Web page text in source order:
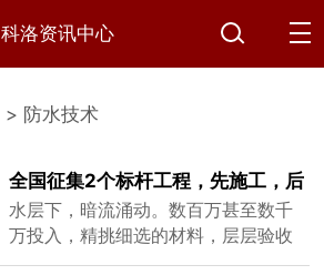
科洛资讯中心
> 防水技术
全国征集2个标杆工程，先施工，后
付款！科洛结构自防水中国行
水层下，暗流涌动。数百万甚至数千
万投入，精挑细选的材料，层层验收
的工序...地下室、隧道、水电站的关键